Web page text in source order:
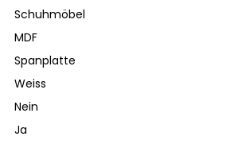
Schuhmöbel
MDF
Spanplatte
Weiss
Nein
Ja